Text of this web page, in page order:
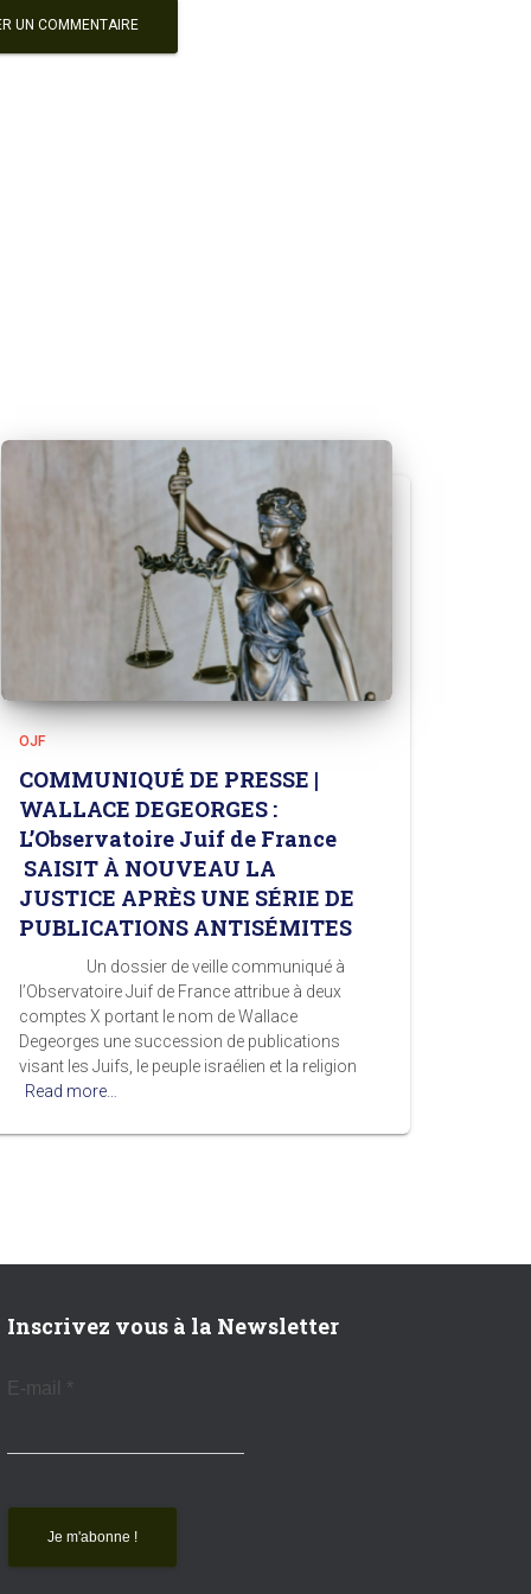
OJF
COMMUNIQUÉ DE PRESSE |
WALLACE DEGEORGES :
L’Observatoire Juif de France
SAISIT À NOUVEAU LA
JUSTICE APRÈS UNE SÉRIE DE
PUBLICATIONS ANTISÉMITES
Un dossier de veille communiqué à
l’Observatoire Juif de France attribue à deux
comptes X portant le nom de Wallace
Degeorges une succession de publications
visant les Juifs, le peuple israélien et la religion
Read more…
Inscrivez vous à la Newsletter
E-mail *